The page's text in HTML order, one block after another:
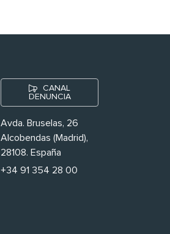
CANAL
DENUNCIA
Avda. Bruselas, 26
Alcobendas (Madrid),
28108. España
+34 91 354 28 00